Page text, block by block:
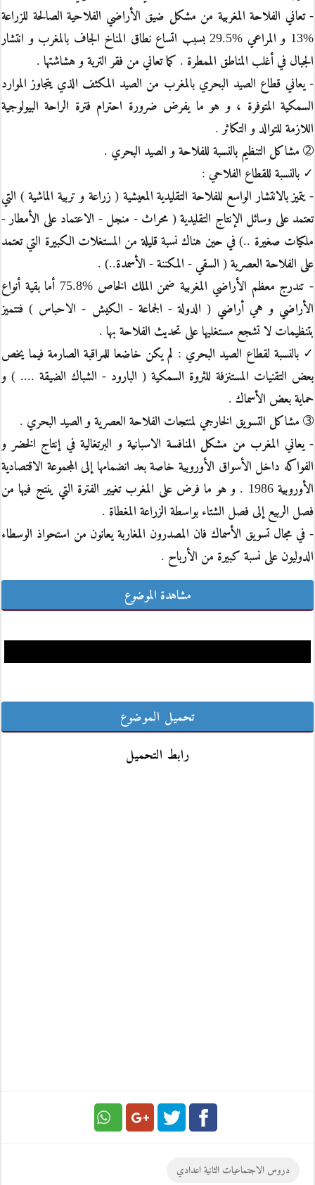
- تعاني الفلاحة المغربية من مشكل ضيق الأراضي الفلاحية الصالحة للزراعة
%13 و المراعي %29.5 بسبب اتساع نطاق المناخ الجاف بالمغرب و انتشار
الجبال في أغلب المناطق الممطرة . كما تعاني من فقر التربة و هشاشتها .
- يعاني قطاع الصيد البحري بالمغرب من الصيد المكثف الذي يتجاوز الموارد
السمكية المتوفرة ، و هو ما يفرض ضرورة احترام فترة الراحة البيولوجية
اللازمة للتوالد و التكاثر .
➁ مشاكل التنظيم بالنسبة للفلاحة و الصيد البحري .
✓ بالنسبة للقطاع الفلاحي :
- يتميز بالانتشار الواسع للفلاحة التقليدية المعيشية ( زراعة و تربية الماشية ) التي
تعتمد على وسائل الإنتاج التقليدية ( محراث - منجل - الاعتماد على الأمطار -
ملكيات صغيرة ..) في حين هناك نسبة قليلة من المستغلات الكبيرة التي تعتمد
على الفلاحة العصرية ( السقي - المكننة - الأسمدة..) .
- تندرج معظم الأراضي المغربية ضمن الملك الخاص %75.8 أما بقية أنواع
الأراضي و هي أراضي ( الدولة - الجماعة - الكيش - الاحباس ) فتتميز
بتنظيمات لا تشجع مستغليها على تحديث الفلاحة بها .
✓ بالنسبة لقطاع الصيد البحري : لم يكن خاضعا للمراقبة الصارمة فيما يخص
بعض التقنيات المستنزفة للثروة السمكية ( البارود - الشباك الضيقة .... ) و
حماية بعض الأسماك .
➂ مشاكل التسويق الخارجي لمنتجات الفلاحة العصرية و الصيد البحري .
- يعاني المغرب من مشكل المنافسة الاسبانية و البرتغالية في إنتاج الخضر و
الفواكه داخل الأسواق الأوروبية خاصة بعد انضمامها إلى المجموعة الاقتصادية
الأوروبية 1986 . و هو ما فرض على المغرب تغيير الفترة التي ينتج فيها من
فصل الربيع إلى فصل الشتاء بواسطة الزراعة المغطاة .
- في مجال تسويق الأسماك فان المصدرون المغاربة يعانون من استحواذ الوسطاء
الدوليون على نسبة كبيرة من الأرباح .
مشاهدة الموضوع
تحميل الموضوع
رابط التحميل
دروس الاجتماعيات الثانية اعدادي